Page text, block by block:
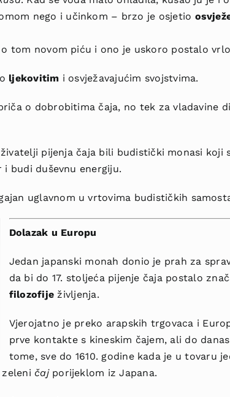
nego i učinkom – brzo je osjetio
tom novom piću i ono je uskoro postalo
ljekovitim i osvježavajućim svojstvima.
o dobrobitima čaja, no tek za vladavine
pijenja čaja bili budistički monasi koji
budi duševnu energiju.
uglavnom u vrtovima budističkih
Dolazak u Europu
Jedan japanski monah donio je prah za
da bi do 17. stoljeća pijenje čaja postalo
filozofije življenja.
Vjerojatno je preko arapskih trgovaca i
prve kontakte s kineskim čajem, ali do
tome, sve do 1610. godine kada je u tovaru
čajporijeklom iz Japana.